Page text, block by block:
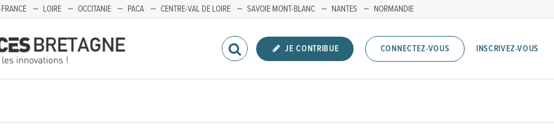
LOIRE OCCITANIE PACA CENTRE-VAL DE LOIRE SAVOIE MONT-BLANC NANTES NORMANDIE
JE CONTRIBUE CONNECTEZ-VOUS INSCRIVEZ-VOUS